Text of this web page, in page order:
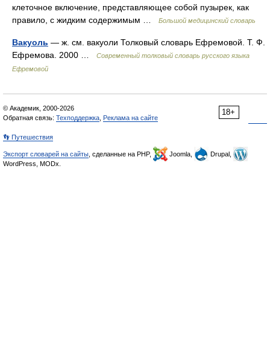
клеточное включение, представляющее собой пузырек, как
правило, с жидким содержимым …
Большой медицинский словарь
Вакуоль — ж. см. вакуоли Толковый словарь Ефремовой. Т. Ф.
Ефремова. 2000 …
Современный толковый словарь русского языка
Ефремовой
18+
© Академик, 2000-2026
Обратная связь: Техподдержка Реклама на сайте
👣 Путешествия
Экспорт словарей на сайты , сделанные на PHP, Joomla,
Drupal,
WordPress, MODx.